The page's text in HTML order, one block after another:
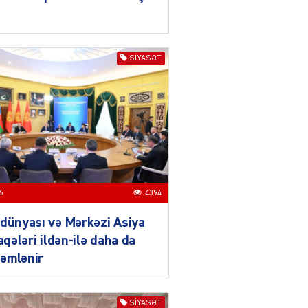
siyasətdir
03.08.2026 5515
Azərbaycan son illərdə
Türk dövlətləri ilə
əlaqələrini ardıcıl şəkildə
gücləndirir
03.08.2026 3500
Qırğızıstanın dağ turizmi,
Azərbaycanın isə tarix
vəmədəniyyət turizmi böyük
SIYASƏT
4394
və Mərkəzi Asiya
ildən-ilə daha da
SIYASƏT